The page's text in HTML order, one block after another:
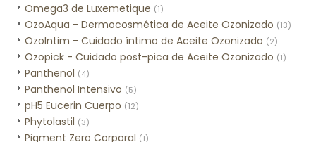
Omega3 de Luxemetique (1)
OzoAqua - Dermocosmética de Aceite Ozonizado (13)
OzoIntim - Cuidado íntimo de Aceite Ozonizado (2)
Ozopick - Cuidado post-pica de Aceite Ozonizado (1)
Panthenol (4)
Panthenol Intensivo (5)
pH5 Eucerin Cuerpo (12)
Phytolastil (3)
Pigment Zero Corporal (1)